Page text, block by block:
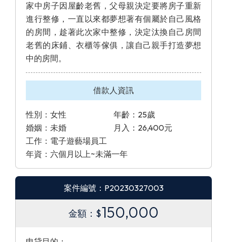
家中房子因屋齡老舊，父母親決定要將房子重新
進行整修，一直以來都夢想著有個屬於自己風格
的房間，趁著此次家中整修，決定汰換自己房間
老舊的床鋪、衣櫃等傢俱，讓自己親手打造夢想
中的房間。
借款人資訊
性別：女性
年齡：25歲
婚姻：未婚
月入：26,400元
工作：電子遊藝場員工
年資：六個月以上~未滿一年
案件編號：P20230327003
金額：$150,000